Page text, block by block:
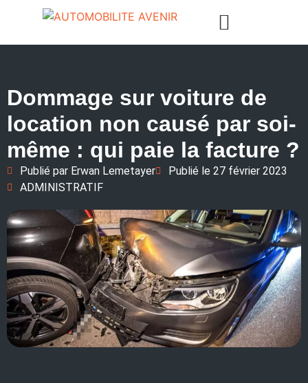
Dommage sur voiture de
location non causé par soi-
même : qui paie la facture ?
Publié par Erwan Lemetayer Publié le 27 février 2023
ADMINISTRATIF